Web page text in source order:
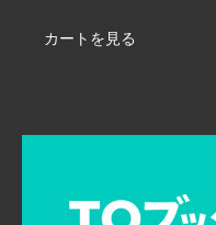
カートを見る